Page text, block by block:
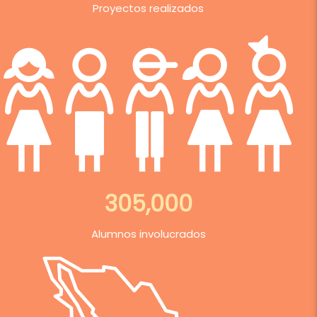
Proyectos realizados
305,000
Alumnos involucrados